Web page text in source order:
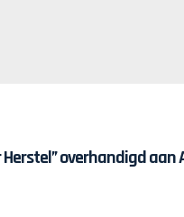
Herstel” overhandigd